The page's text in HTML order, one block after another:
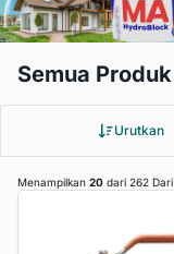
Semua Produk
Urutkan
Menampilkan 20 dari 262 Dari